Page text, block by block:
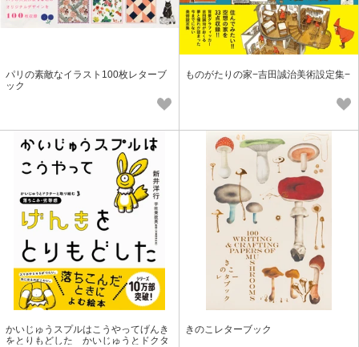
パリの素敵なイラスト100枚レターブ
ック
ものがたりの家−吉田誠治美術設定集−
かいじゅうスプルはこうやってげんき
をとりもどした かいじゅうとドクタ
きのこレターブック